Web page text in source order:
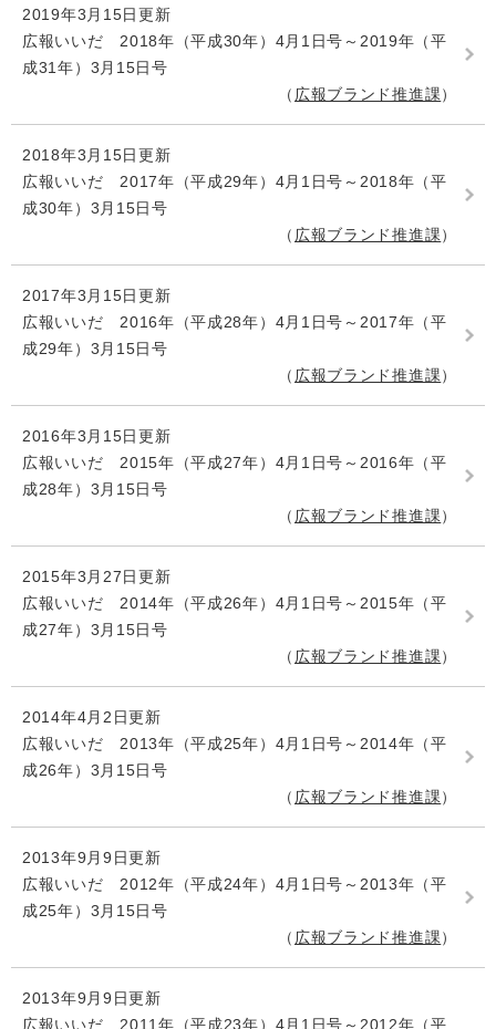
2019年3月15日更新
広報いいだ 2018年（平成30年）4月1日号～2019年（平
成31年）3月15日号
広報ブランド推進課
2018年3月15日更新
広報いいだ 2017年（平成29年）4月1日号～2018年（平
成30年）3月15日号
広報ブランド推進課
2017年3月15日更新
広報いいだ 2016年（平成28年）4月1日号～2017年（平
成29年）3月15日号
広報ブランド推進課
2016年3月15日更新
広報いいだ 2015年（平成27年）4月1日号～2016年（平
成28年）3月15日号
広報ブランド推進課
2015年3月27日更新
広報いいだ 2014年（平成26年）4月1日号～2015年（平
成27年）3月15日号
広報ブランド推進課
2014年4月2日更新
広報いいだ 2013年（平成25年）4月1日号～2014年（平
成26年）3月15日号
広報ブランド推進課
2013年9月9日更新
広報いいだ 2012年（平成24年）4月1日号～2013年（平
成25年）3月15日号
広報ブランド推進課
2013年9月9日更新
広報いいだ 2011年（平成23年）4月1日号～2012年（平